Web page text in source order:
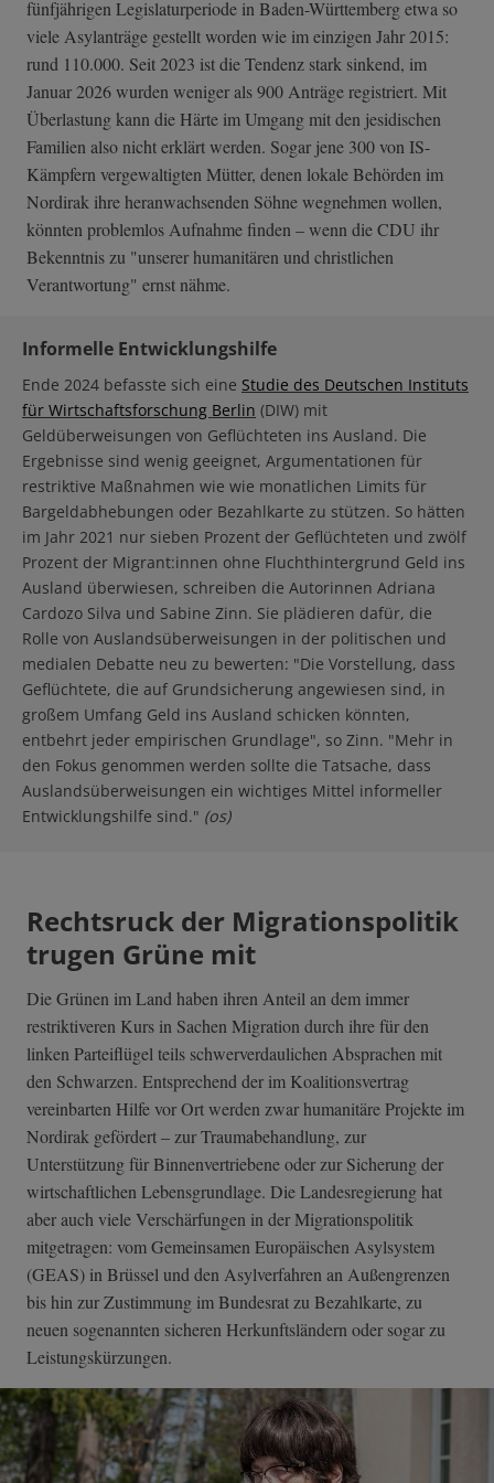
fünfjährigen Legislaturperiode in Baden-Württemberg etwa so
viele Asylanträge gestellt worden wie im einzigen Jahr 2015:
rund 110.000. Seit 2023 ist die Tendenz stark sinkend, im
Januar 2026 wurden weniger als 900 Anträge registriert. Mit
Überlastung kann die Härte im Umgang mit den jesidischen
Familien also nicht erklärt werden. Sogar jene 300 von IS-
Kämpfern vergewaltigten Mütter, denen lokale Behörden im
Nordirak ihre heranwachsenden Söhne wegnehmen wollen,
könnten problemlos Aufnahme finden – wenn die CDU ihr
Bekenntnis zu "unserer humanitären und christlichen
Verantwortung" ernst nähme.
Informelle Entwicklungshilfe
Ende 2024 befasste sich eine Studie des Deutschen Instituts
für Wirtschaftsforschung Berlin (DIW) mit
Geldüberweisungen von Geflüchteten ins Ausland. Die
Ergebnisse sind wenig geeignet, Argumentationen für
restriktive Maßnahmen wie wie monatlichen Limits für
Bargeldabhebungen oder Bezahlkarte zu stützen. So hätten
im Jahr 2021 nur sieben Prozent der Geflüchteten und zwölf
Prozent der Migrant:innen ohne Fluchthintergrund Geld ins
Ausland überwiesen, schreiben die Autorinnen Adriana
Cardozo Silva und Sabine Zinn. Sie plädieren dafür, die
Rolle von Auslandsüberweisungen in der politischen und
medialen Debatte neu zu bewerten: "Die Vorstellung, dass
Geflüchtete, die auf Grundsicherung angewiesen sind, in
großem Umfang Geld ins Ausland schicken könnten,
entbehrt jeder empirischen Grundlage", so Zinn. "Mehr in
den Fokus genommen werden sollte die Tatsache, dass
Auslandsüberweisungen ein wichtiges Mittel informeller
Entwicklungshilfe sind." (os)
Rechtsruck der Migrationspolitik
trugen Grüne mit
Die Grünen im Land haben ihren Anteil an dem immer
restriktiveren Kurs in Sachen Migration durch ihre für den
linken Parteiflügel teils schwerverdaulichen Absprachen mit
den Schwarzen. Entsprechend der im Koalitionsvertrag
vereinbarten Hilfe vor Ort werden zwar humanitäre Projekte im
Nordirak gefördert – zur Traumabehandlung, zur
Unterstützung für Binnenvertriebene oder zur Sicherung der
wirtschaftlichen Lebensgrundlage. Die Landesregierung hat
aber auch viele Verschärfungen in der Migrationspolitik
mitgetragen: vom Gemeinsamen Europäischen Asylsystem
(GEAS) in Brüssel und den Asylverfahren an Außengrenzen
bis hin zur Zustimmung im Bundesrat zu Bezahlkarte, zu
neuen sogenannten sicheren Herkunftsländern oder sogar zu
Leistungskürzungen.